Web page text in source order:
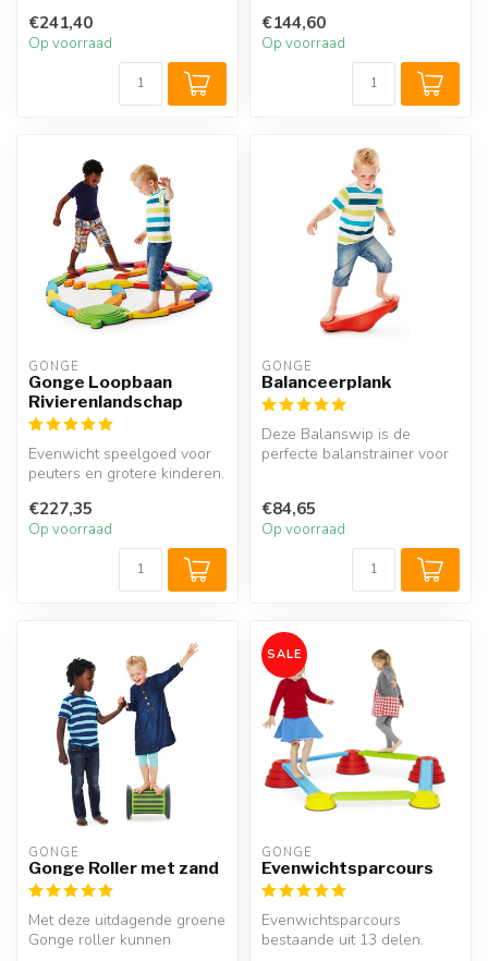
balken en 2...
€241,40
Op voorraad
€144,60
Op voorraad
GONGE
Gonge Loopbaan
Rivierenlandschap
Evenwicht speelgoed voor
peuters en grotere kinderen.
bo...
€227,35
Op voorraad
GONGE
Balanceerplank
Deze Balanswip is de
perfecte balanstrainer voor
€84,65
Op voorraad
GONGE
Gonge Roller met zand
Met deze uitdagende groene
Gonge roller kunnen
SALE
GONGE
Evenwichtsparcours
Evenwichtsparcours
bestaande uit 13 delen.